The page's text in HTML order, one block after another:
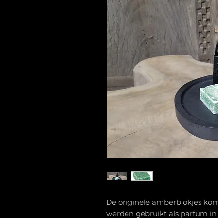
De originele amberblokjes
werden gebruikt als parfum